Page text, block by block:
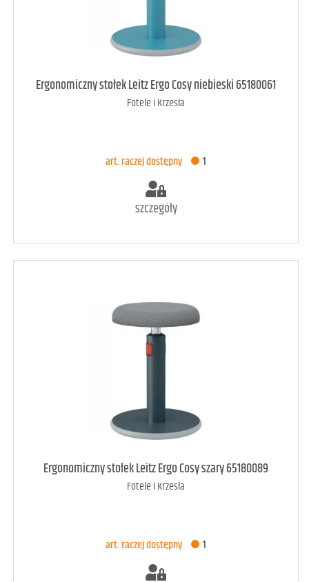
art. raczej dostępny 1
Ergonomiczny stołek Leitz Ergo Cosy niebieski 65180061
Fotele i Krzesła
art. raczej dostępny 1
szczegóły
art. raczej dostępny 1
Ergonomiczny stołek Leitz Ergo Cosy szary 65180089
Fotele i Krzesła
art. raczej dostępny 1